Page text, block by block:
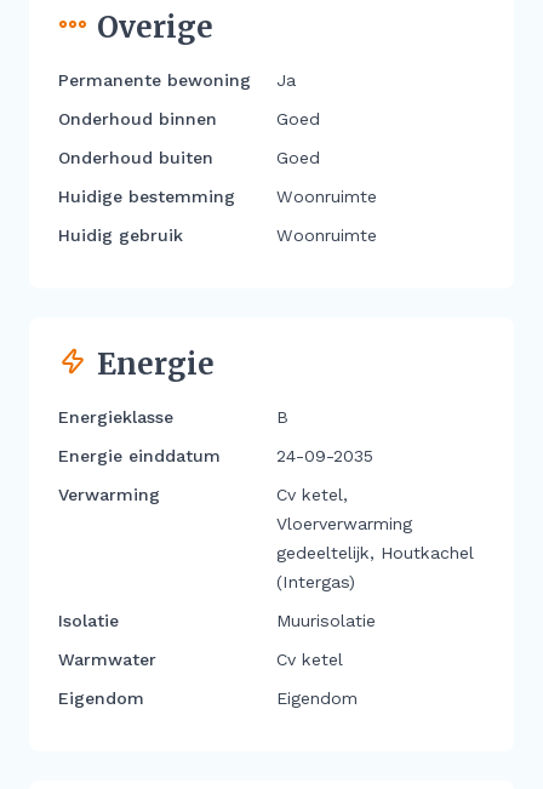
Overige
Permanente bewoning
Ja
Onderhoud binnen
Goed
Onderhoud buiten
Goed
Huidige bestemming
Woonruimte
Huidig gebruik
Woonruimte
Energie
Energieklasse
B
Energie einddatum
24-09-2035
Verwarming
Cv ketel,
Vloerverwarming
gedeeltelijk, Houtkachel
(Intergas)
Isolatie
Muurisolatie
Warmwater
Cv ketel
Eigendom
Eigendom